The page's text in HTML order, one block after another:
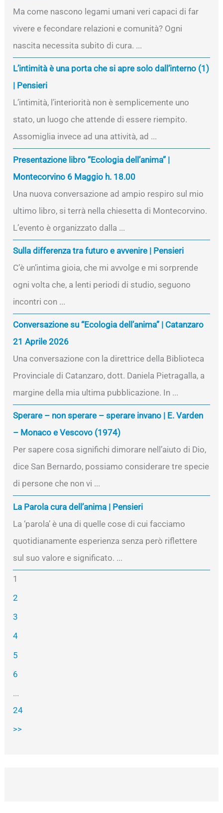
Ma come nascono legami umani veri capaci di far
vivere e fecondare relazioni e comunità? Ogni
nascita necessita subito di cura. ...
L’intimità è una porta che si apre solo dall’interno (1)
| Pensieri
L’intimità, l’interiorità non è semplicemente uno
stato, un luogo che attende di essere riempito.
Assomiglia invece ad una attività, ad ...
Presentazione libro “Ecologia dell’anima” |
Montecorvino 6 Maggio h. 18.00
Una nuova conversazione ad ampio respiro sul mio
ultimo libro, si terrà nella chiesetta di Montecorvino.
L’evento è organizzato dalla ...
Sulla differenza tra futuro e avvenire | Pensieri
C’è un’intima gioia, che mi avvolge e mi sorprende
ogni volta che, a lenti periodi di studio, seguono
incontri con ...
Conversazione su “Ecologia dell’anima” | Catanzaro
21 Aprile 2026
Una conversazione con la direttrice della Biblioteca
Provinciale di Catanzaro, dott. Daniela Pietragalla, a
margine della mia ultima pubblicazione. In ...
Sperare – non sperare – sperare invano | E. Varden
– Monaco e Vescovo (1974)
Per sapere cosa significhi dimorare nell’aiuto di Dio,
dice San Bernardo, possiamo considerare tre specie
di persone che non vi ...
La Parola cura dell’anima | Pensieri
La ‘parola’ è una di quelle cose di cui facciamo
quotidianamente esperienza senza però riflettere
sul suo valore e significato. ...
1
2
3
4
5
6
...
24
>>